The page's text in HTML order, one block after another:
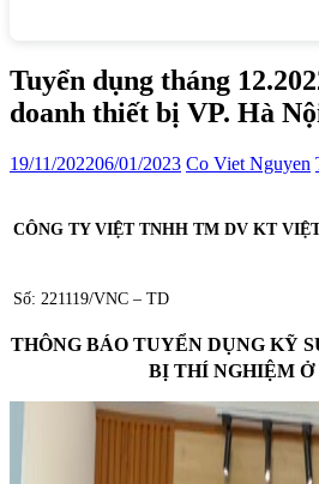
Tuyển dụng tháng
doanh thiết bị VP. Hà
19/11/202206/01/2023 Co Viet Nguyen
CÔNG TY VIỆT TNHH TM DV KT
Số: 221119/VNC – TD
THÔNG BÁO TUYỂN DỤNG KỸ
BỊ THÍ NGHIỆM Ở